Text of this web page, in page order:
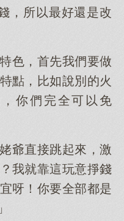
，所以最好還是改
色，首先我們要做
點，比如說別的火
你們完全可以免
爺直接跳起來，激
我就靠這玩意掙錢
呀！你要全部都是